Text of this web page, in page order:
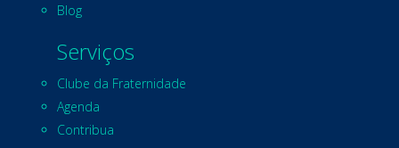
Blog
Serviços
Clube da Fraternidade
Agenda
Contribua